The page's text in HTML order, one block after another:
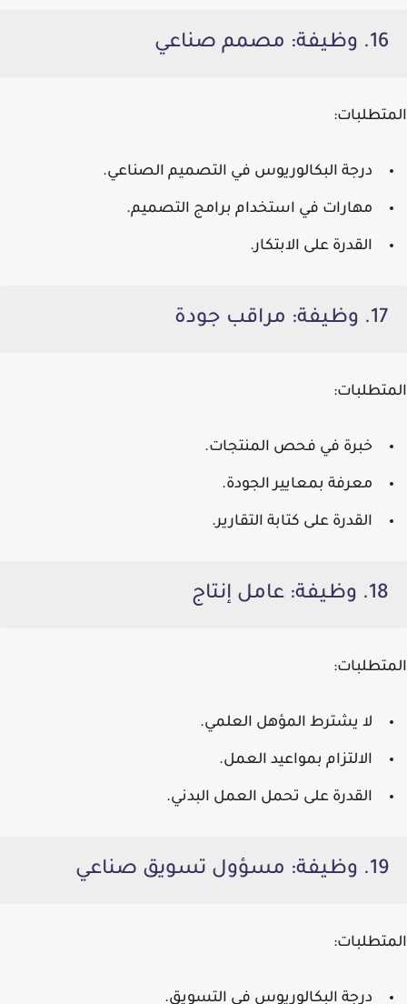
16. وظيفة: مصمم صناعي
المتطلبات:
درجة البكالوريوس في التصميم الصناعي.
مهارات في استخدام برامج التصميم.
القدرة على الابتكار.
17. وظيفة: مراقب جودة
المتطلبات:
خبرة في فحص المنتجات.
معرفة بمعايير الجودة.
القدرة على كتابة التقارير.
18. وظيفة: عامل إنتاج
المتطلبات:
لا يشترط المؤهل العلمي.
الالتزام بمواعيد العمل.
القدرة على تحمل العمل البدني.
19. وظيفة: مسؤول تسويق صناعي
المتطلبات:
درجة البكالوريوس في التسويق.